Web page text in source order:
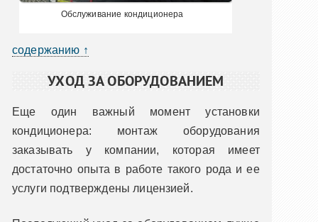
Обслуживание кондиционера
содержанию ↑
УХОД ЗА ОБОРУДОВАНИЕМ
Еще один важный момент установки
кондиционера: монтаж оборудования
заказывать у компании, которая имеет
достаточно опыта в работе такого рода и ее
услуги подтверждены лицензией.